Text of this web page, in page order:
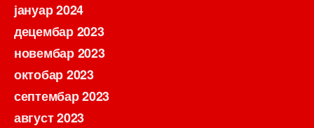
јануар 2024
децембар 2023
новембар 2023
октобар 2023
септембар 2023
август 2023